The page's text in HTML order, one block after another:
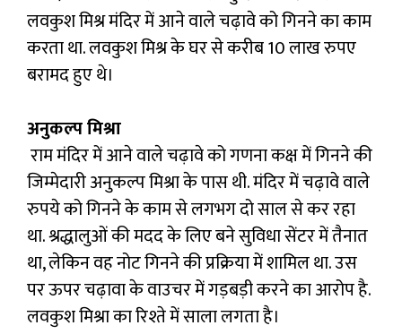
लवकुश मिश्र मंदिर में आने वाले चढ़ावे को गिनने का काम
करता था. लवकुश मिश्र के घर से करीब 10 लाख रुपए
बरामद हुए थे।
अनुकल्प मिश्रा
राम मंदिर में आने वाले चढ़ावे को गणना कक्ष में गिनने की
जिम्मेदारी अनुकल्प मिश्रा के पास थी. मंदिर में चढ़ावे वाले
रुपये को गिनने के काम से लगभग दो साल से कर रहा
था. श्रद्धालुओं की मदद के लिए बने सुविधा सेंटर में तैनात
था, लेकिन वह नोट गिनने की प्रक्रिया में शामिल था. उस
पर ऊपर चढ़ावा के वाउचर में गड़बड़ी करने का आरोप है.
लवकुश मिश्रा का रिश्ते में साला लगता है।